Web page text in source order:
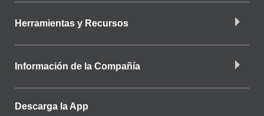
Herramientas y Recursos
Información de la Compañía
Descarga la App